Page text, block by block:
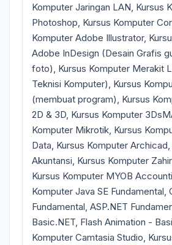
Komputer Jaringan LAN, Kursus
Photoshop, Kursus Komputer
Komputer Adobe Illustrator,
Adobe InDesign (Desain Grafis
foto), Kursus Komputer Merakit
Teknisi Komputer), Kursus
(membuat program), Kursus
2D & 3D, Kursus Komputer
Komputer Mikrotik, Kursus
Data, Kursus Komputer
Akuntansi, Kursus Komputer
Kursus Komputer MYOB
Komputer Java SE Fundamental,
Fundamental, ASP.NET
Basic.NET, Flash Animation -
Komputer Camtasia Studio,